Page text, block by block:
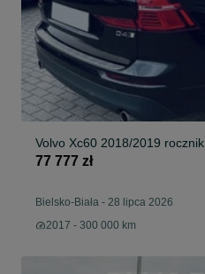
Volvo Xc60 2018/2019 rocznik
77 777 zł
Bielsko-Biała - 28 lipca 2026
2017 - 300 000 km